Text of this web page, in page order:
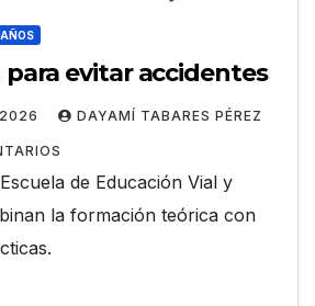
para evitar accidentes
DAYAMÍ TABARES PÉREZ
de Educación Vial y
la formación teórica con